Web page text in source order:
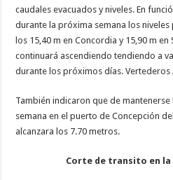
caudales evacuados y niveles. En
durante la próxima semana los
los 15,40 m en Concordia y 15,90 m en
continuará ascendiendo tendiendo a
durante los próximos días. Vertederos
También indicaron que de
semana en el puerto de Concepción
alcanzara los 7.70 metros.
Corte de transito en la